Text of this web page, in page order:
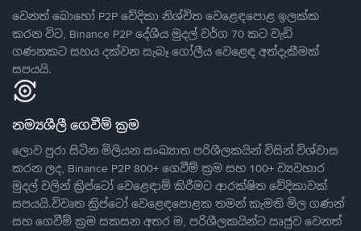
වෙනත් බොහෝ P2P වේදිකා නිශ්චිත වෙළෙඳපොළ ඉලක්ක
කරන විට, Binance P2P දේශීය මුදල් වර්ග 70 කට වැඩි
ගණනකට සහය දක්වන සැබෑ ගෝලීය වෙළෙඳ අත්දැකීමක්
සපයයි.
නම්‍යශීලී ගෙවීම් ක්‍රම
ලොව පුරා සිටින මිලියන සංඛ්‍යාත පරිශීලකයින් විසින් විශ්වාස
කරන ලද, Binance P2P 800+ ගෙවීම් ක්‍රම සහ 100+ ව්‍යවහාර
මුදල් වලින් ක්‍රිප්ටෝ වෙළෙඳාම් කිරීමට ආරක්ෂිත වේදිකාවක්
සපයයි.විවෘත ක්‍රිප්ටෝ වෙළෙඳපොළක තමන් කැමති මිල ගණන්
සහ ගෙවීම් ක්‍රම සකසන අතර ම, පරිශීලකයින්ට ඍජුව වෙනත්